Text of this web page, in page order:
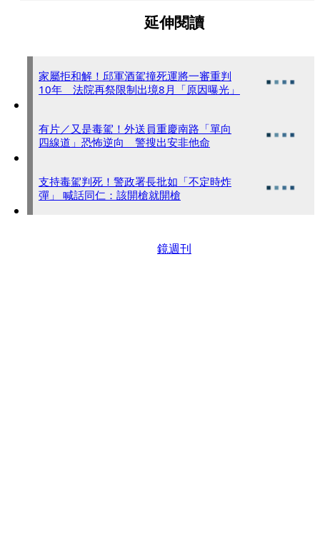
延伸閱讀
家屬拒和解！邱軍酒駕撞死運將一審重判
10年 法院再祭限制出境8月「原因曝光」
有片／又是毒駕！外送員重慶南路「單向
四線道」恐怖逆向 警搜出安非他命
支持毒駕判死！警政署長批如「不定時炸
彈」 喊話同仁：該開槍就開槍
鏡週刊